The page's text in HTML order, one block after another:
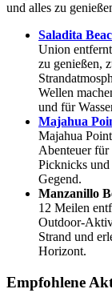
und alles zu
Saladita
Union
zu genießen,
Wellen
und für
Majahua
Majahua
Abenteuer
Picknicks und
Gegend.
Manzanillo
12 Meilen
Outdoor-
Strand und
Horizont.
Empfohlene